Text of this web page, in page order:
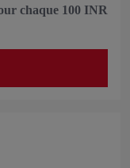
chaque 100 INR